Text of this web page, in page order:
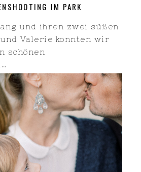
IM PARK
und ihren zwei süßen
Valerie konnten wir
schönen